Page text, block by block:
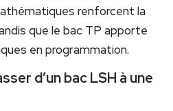
renforcent la
que le bac TP apporte
en programmation.
d’un bac LSH à une